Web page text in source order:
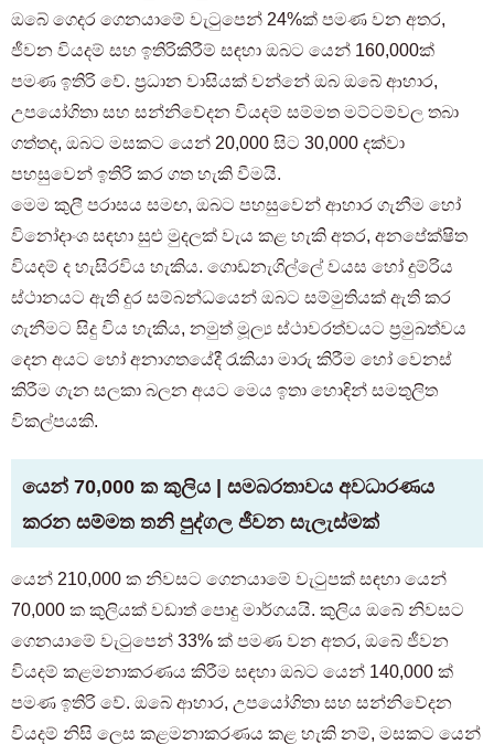
ඔබේ ගෙදර ගෙනයාමේ වැටුපෙන් 24%ක් පමණ වන අතර,
ජීවන වියදම් සහ ඉතිරිකිරීම් සඳහා ඔබට යෙන් 160,000ක්
පමණ ඉතිරි වේ. ප්‍රධාන වාසියක් වන්නේ ඔබ ඔබේ ආහාර,
උපයෝගිතා සහ සන්නිවේදන වියදම් සම්මත මට්ටම්වල තබා
ගත්තද, ඔබට මසකට යෙන් 20,000 සිට 30,000 දක්වා
පහසුවෙන් ඉතිරි කර ගත හැකි වීමයි.
මෙම කුලී පරාසය සමඟ, ඔබට පහසුවෙන් ආහාර ගැනීම හෝ
විනෝදාංශ සඳහා සුළු මුදලක් වැය කළ හැකි අතර, අනපේක්ෂිත
වියදම් ද හැසිරවිය හැකිය. ගොඩනැගිල්ලේ වයස හෝ දුම්රිය
ස්ථානයට ඇති දුර සම්බන්ධයෙන් ඔබට සම්මුතියක් ඇති කර
ගැනීමට සිදු විය හැකිය, නමුත් මූල්‍ය ස්ථාවරත්වයට ප්‍රමුඛත්වය
දෙන අයට හෝ අනාගතයේදී රැකියා මාරු කිරීම හෝ වෙනස්
කිරීම ගැන සලකා බලන අයට මෙය ඉතා හොඳින් සමතුලිත
විකල්පයකි.
යෙන් 70,000 ක කුලිය | සමබරතාවය අවධාරණය
කරන සම්මත තනි පුද්ගල ජීවන සැලැස්මක්
යෙන් 210,000 ක නිවසට ගෙනයාමේ වැටුපක් සඳහා යෙන්
70,000 ක කුලියක් වඩාත් පොදු මාර්ගයයි. කුලිය ඔබේ නිවසට
ගෙනයාමේ වැටුපෙන් 33% ක් පමණ වන අතර, ඔබේ ජීවන
වියදම් කළමනාකරණය කිරීම සඳහා ඔබට යෙන් 140,000 ක්
පමණ ඉතිරි වේ. ඔබේ ආහාර, උපයෝගිතා සහ සන්නිවේදන
වියදම් නිසි ලෙස කළමනාකරණය කළ හැකි නම්, මසකට යෙන්